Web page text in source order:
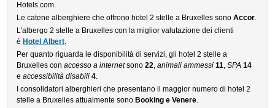
Hotels.com.
Le catene alberghiere che offrono hotel 2 stelle a Bruxelles sonoAccor.
L'albergo 2 stelle a Bruxelles con la miglior valutazione dei clienti
è Hotel Albert.
Per quanto riguarda le disponibilità di servizi, gli hotel 2 stelle a
Bruxelles conaccesso a internetsono22,animali ammessi 11,SPA 14
eaccessibilità disabili 4.
I consolidatori alberghieri che presentano il maggior numero di hotel 2
stelle a Bruxelles attualmente sono Booking e Venere.